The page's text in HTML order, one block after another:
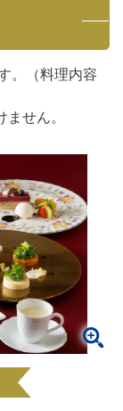
。（料理内容
せん。